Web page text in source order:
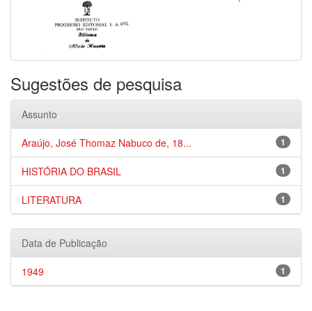
Sugestões de pesquisa
Assunto
1
Araújo, José Thomaz Nabuco de, 18...
1
HISTÓRIA DO BRASIL
1
LITERATURA
Data de Publicação
1
1949